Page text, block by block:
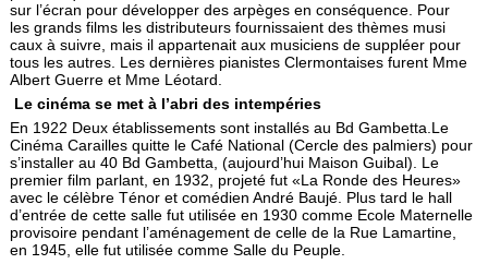
sur l’écran pour développer des arpèges en conséquence. Pour
les grands films les distributeurs fournissaient des thèmes musi
caux à suivre, mais il appartenait aux musiciens de suppléer pour
tous les autres. Les dernières pianistes Clermontaises furent Mme
Albert Guerre et Mme Léotard.
Le cinéma se met à l’abri des intempéries
En 1922 Deux établissements sont installés au Bd Gambetta.Le
Cinéma Carailles quitte le Café National (Cercle des palmiers) pour
s’installer au 40 Bd Gambetta, (aujourd’hui Maison Guibal). Le
premier film parlant, en 1932, projeté fut «La Ronde des Heures»
avec le célèbre Ténor et comédien André Baujé. Plus tard le hall
d’entrée de cette salle fut utilisée en 1930 comme Ecole Maternelle
provisoire pendant l’aménagement de celle de la Rue Lamartine,
en 1945, elle fut utilisée comme Salle du Peuple.